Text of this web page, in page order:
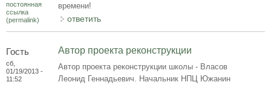
постоянная
ссылка
(permalink)
времени!
ответить
Гость
сб,
01/19/2013 -
11:52
Автор проекта реконструкции
Автор проекта реконструкции школы - Власов
Леонид Геннадьевич. Начальник НПЦ Южанин